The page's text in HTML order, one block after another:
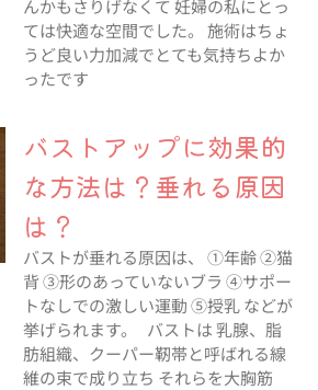
んかもさりげなくて 妊婦の私にとっ
ては快適な空間でした。 施術はちょ
うど良い力加減でとても気持ちよか
ったです
バストアップに効果的
な方法は？垂れる原因
は？
バストが垂れる原因は、 ①年齢 ②猫
背 ③形のあっていないブラ ④サポー
トなしでの激しい運動 ⑤授乳 などが
挙げられます。 バストは 乳腺、脂
肪組織、クーパー靭帯と呼ばれる線
維の束で成り立ち それらを大胸筋